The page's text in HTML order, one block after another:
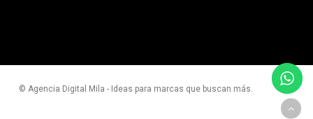
© Agencia Digital Mila - Ideas para marcas que buscan más.